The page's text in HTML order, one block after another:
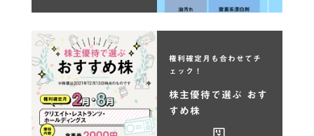
権利確定月も合わせてチ
ェック！
株主優待で選ぶ おす
すめ株